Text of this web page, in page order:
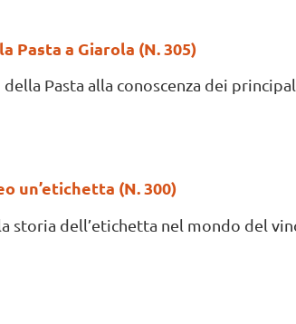
Pasta a Giarola (N. 305)
Pasta alla conoscenza dei
un’etichetta (N. 300)
storia dell’etichetta nel mondo del